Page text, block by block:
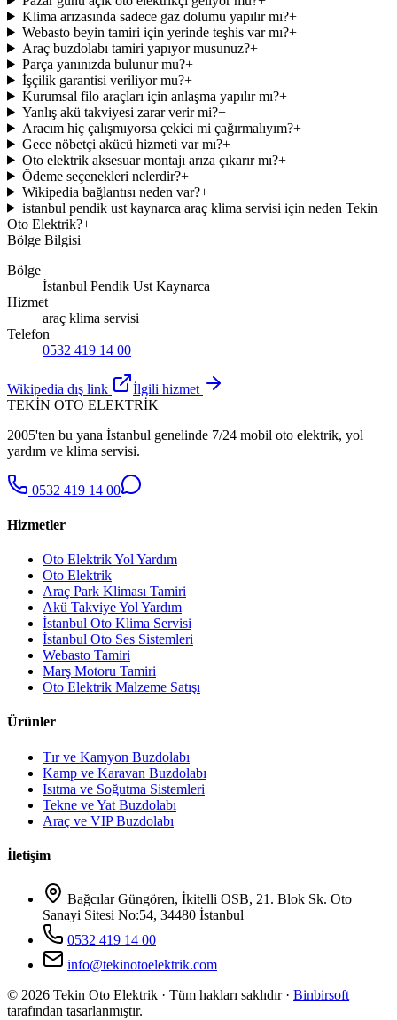
Klima arızasında sadece gaz dolumu yapılır mı?+
Webasto beyin tamiri için yerinde teşhis var mı?+
Araç buzdolabı tamiri yapıyor musunuz?+
Parça yanınızda bulunur mu?+
İşçilik garantisi veriliyor mu?+
Kurumsal filo araçları için anlaşma yapılır mı?+
Yanlış akü takviyesi zarar verir mi?+
Aracım hiç çalışmıyorsa çekici mi çağırmalıyım?+
Gece nöbetçi akücü hizmeti var mı?+
Oto elektrik aksesuar montajı arıza çıkarır mı?+
Ödeme seçenekleri nelerdir?+
Wikipedia bağlantısı neden var?+
istanbul pendik ust kaynarca araç klima servisi için neden Tekin
Oto Elektrik?+
Bölge Bilgisi
Bölge
İstanbul Pendik Ust Kaynarca
Hizmet
araç klima servisi
Telefon
0532 419 14 00
Wikipedia dış link
İlgili hizmet
TEKİN OTO ELEKTRİK
2005'ten bu yana İstanbul genelinde 7/24 mobil oto elektrik, yol
yardım ve klima servisi.
0532 419 14 00
Hizmetler
Oto Elektrik Yol Yardım
Oto Elektrik
Araç Park Kliması Tamiri
Akü Takviye Yol Yardım
İstanbul Oto Klima Servisi
İstanbul Oto Ses Sistemleri
Webasto Tamiri
Marş Motoru Tamiri
Oto Elektrik Malzeme Satışı
Ürünler
Tır ve Kamyon Buzdolabı
Kamp ve Karavan Buzdolabı
Isıtma ve Soğutma Sistemleri
Tekne ve Yat Buzdolabı
Araç ve VIP Buzdolabı
İletişim
Bağcılar Güngören, İkitelli OSB, 21. Blok Sk. Oto
Sanayi Sitesi No:54, 34480 İstanbul
0532 419 14 00
info@tekinotoelektrik.com
© 2026 Tekin Oto Elektrik · Tüm hakları saklıdır · Binbirsoft
tarafından tasarlanmıştır.